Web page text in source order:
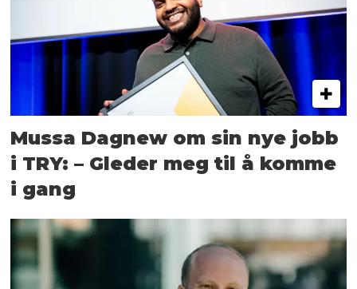
Mussa Dagnew om sin nye jobb
i TRY: – Gleder meg til å komme
i gang